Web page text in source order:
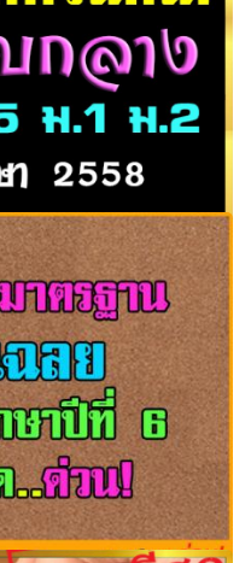
ป.4 ป.5 ม.1 ม.2 ปีการ